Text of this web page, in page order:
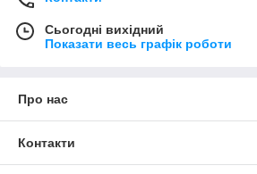
Сьогодні вихідний
Показати весь графік роботи
Про нас
Контакти